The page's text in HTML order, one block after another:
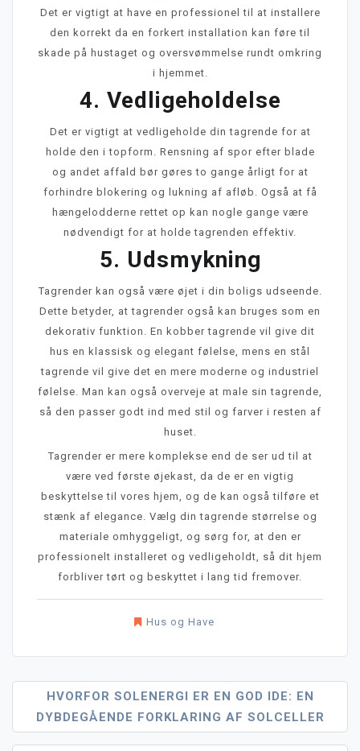
Det er vigtigt at have en professionel til at installere
den korrekt da en forkert installation kan føre til
skade på hustaget og oversvømmelse rundt omkring
i hjemmet.
4. Vedligeholdelse
Det er vigtigt at vedligeholde din tagrende for at
holde den i topform. Rensning af spor efter blade
og andet affald bør gøres to gange årligt for at
forhindre blokering og lukning af afløb. Også at få
hængelodderne rettet op kan nogle gange være
nødvendigt for at holde tagrenden effektiv.
5. Udsmykning
Tagrender kan også være øjet i din boligs udseende.
Dette betyder, at tagrender også kan bruges som en
dekorativ funktion. En kobber tagrende vil give dit
hus en klassisk og elegant følelse, mens en stål
tagrende vil give det en mere moderne og industriel
følelse. Man kan også overveje at male sin tagrende,
så den passer godt ind med stil og farver i resten af
huset.
Tagrender er mere komplekse end de ser ud til at
være ved første øjekast, da de er en vigtig
beskyttelse til vores hjem, og de kan også tilføre et
stænk af elegance. Vælg din tagrende størrelse og
materiale omhyggeligt, og sørg for, at den er
professionelt installeret og vedligeholdt, så dit hjem
forbliver tørt og beskyttet i lang tid fremover.
Hus og Have
Indlægsnavigation
HVORFOR SOLENERGI ER EN GOD IDE: EN
DYBDEGÅENDE FORKLARING AF SOLCELLER